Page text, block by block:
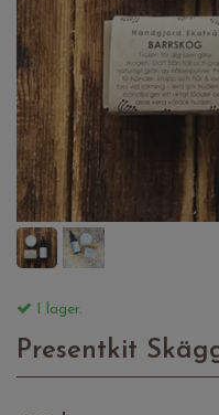
I lager.
Presentkit